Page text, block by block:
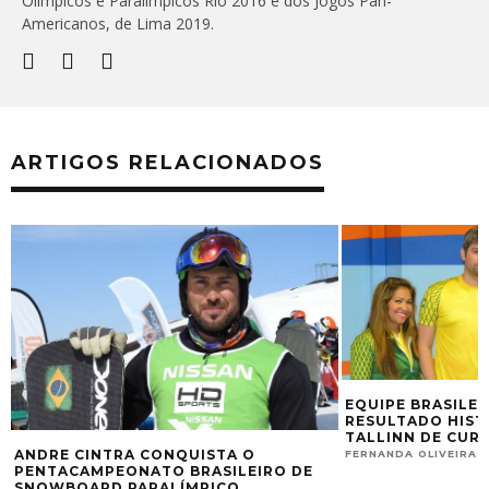
Americanos, de Lima 2019.
ARTIGOS RELACIONADOS
O
DE
EQUIPE BRASILEIRA CONQUISTA
RESULTADO HISTÓRICO NA COPA
FERNANDA OLIVEIRA OUT 11, 2016